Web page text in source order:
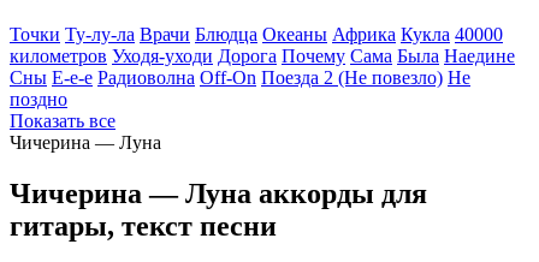
Точки Ту-лу-ла Врачи Блюдца Океаны Африка Кукла 40000
километров Уходя-уходи Дорога Почему Сама Была Наедине
Сны Е-е-е Радиоволна Off-On Поезда 2 (Не повезло) Не
поздно
Показать все
Чичерина — Луна
Чичерина — Луна аккорды для
гитары, текст песни